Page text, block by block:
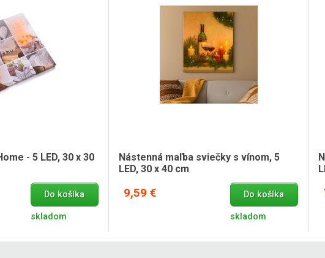
- 5 LED, 30 x 30
Do košíka
skladom
Nástenná maľba sviečky s vínom, 5
LED, 30 x 40 cm
9,59 € Do košíka
skladom